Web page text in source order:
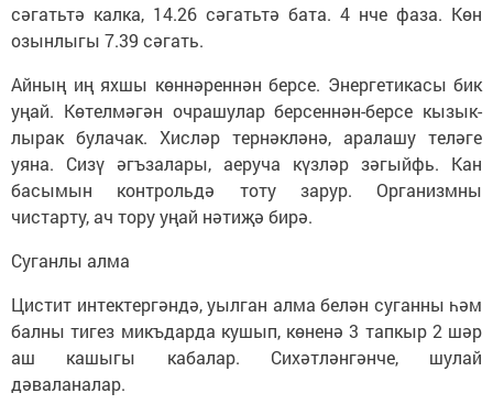
сәгатьтә калка, 14.26 сәгатьтә бата. 4 нче фаза. Көн
озынлыгы 7.39 сәгать.
Айның иң яхшы көннәреннән берсе. Энергетикасы бик
уңай. Көтелмәгән очрашулар берсеннән-берсе кызык­
лырак булачак. Хисләр тернәкләнә, аралашу теләге
уяна. Сизү әгъзалары, аеруча күзләр зәгыйфь. Кан
басымын контрольдә тоту зарур. Организмны
чистарту, ач тору уңай нәтиҗә бирә.
Суганлы алма
Цистит интектергәндә, уылган алма белән суганны һәм
балны тигез микъдарда кушып, көненә 3 тапкыр 2 шәр
аш кашыгы кабалар. Сихәтләнгәнче, шулай
дәваланалар.